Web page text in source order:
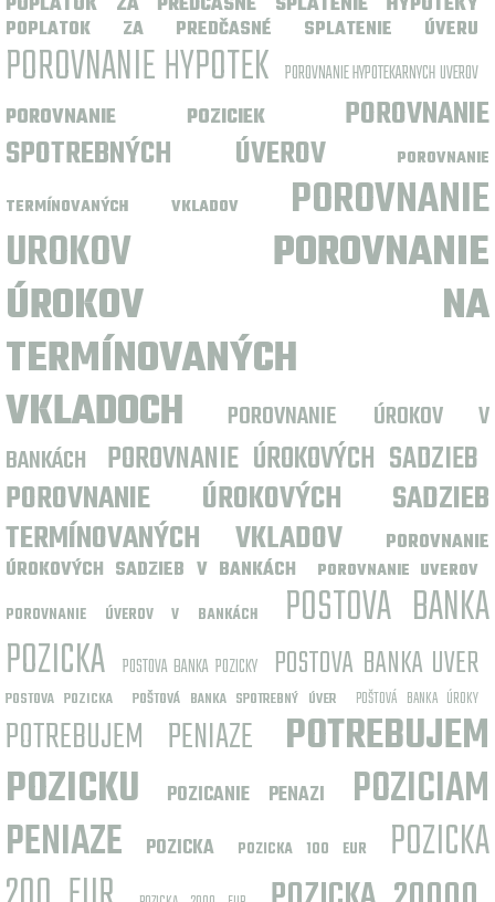
POPLATOK ZA PREDČASNÉ SPLATENIE ÚVERU
POROVNANIE HYPOTEK POROVNANIE HYPOTEKARNYCH UVEROV
POROVNANIE POZICIEK
POROVNANIE
SPOTREBNÝCH ÚVEROV
POROVNANIE
TERMÍNOVANÝCH VKLADOV
POROVNANIE
UROKOV
POROVNANIE
ÚROKOV NA
TERMÍNOVANÝCH
VKLADOCH
POROVNANIE ÚROKOV V
BANKÁCH POROVNANIE ÚROKOVÝCH SADZIEB
POROVNANIE ÚROKOVÝCH SADZIEB
TERMÍNOVANÝCH VKLADOV
POROVNANIE
ÚROKOVÝCH SADZIEB V BANKÁCH
POROVNANIE UVEROV
POROVNANIE ÚVEROV V BANKÁCH
POSTOVA BANKA
POZICKA
POSTOVA BANKA POZICKY POSTOVA BANKA UVER
POSTOVA POZICKA POŠTOVÁ BANKA SPOTREBNÝ ÚVER POŠTOVÁ BANKA ÚROKY
POTREBUJEM PENIAZE
POTREBUJEM
POZICKU
POZICANIE PENAZI
POZICIAM
PENIAZE
POZICKA POZICKA 100 EUR
POZICKA